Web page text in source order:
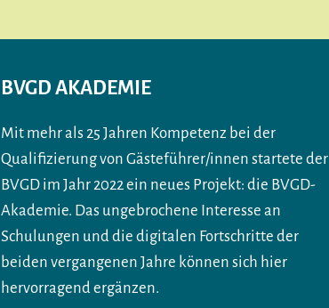
BVGD AKADEMIE
Mit mehr als 25 Jahren Kompetenz bei der
Qualifizierung von Gästeführer/innen startete der
BVGD im Jahr 2022 ein neues Projekt: die BVGD-
Akademie. Das ungebrochene Interesse an
Schulungen und die digitalen Fortschritte der
beiden vergangenen Jahre können sich hier
hervorragend ergänzen.